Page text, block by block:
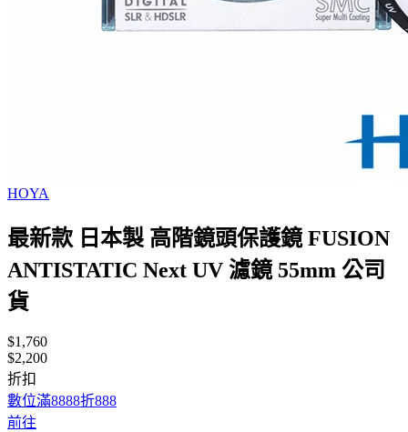
HOYA
最新款 日本製 高階鏡頭保護鏡 FUSION
ANTISTATIC Next UV 濾鏡 55mm 公司
貨
$1,760
$2,200
折扣
數位滿8888折888
前往